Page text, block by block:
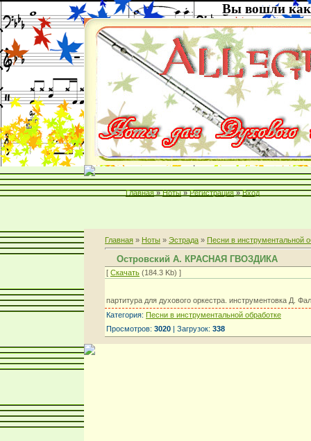
Вы вошли как
Главная » Ноты » Регистрация » Вход
Главная » Ноты » Эстрада » Песни в инструментальной
Островский А. КРАСНАЯ ГВОЗДИКА
[ Скачать (184.3 Kb) ]
партитура для духового оркестра. инструментовка Д.
Категория: Песни в инструментальной обработке
Просмотров: 3020 | Загрузок: 338